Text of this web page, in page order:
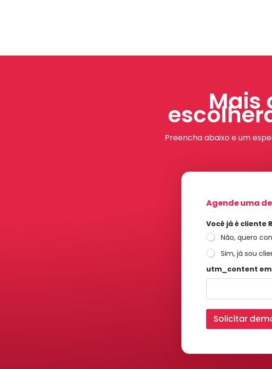
Mais
Preencha abaixo e um
Agende uma
Você já é cliente
Não, quero
Sim, já sou
utm_content
Solicitar